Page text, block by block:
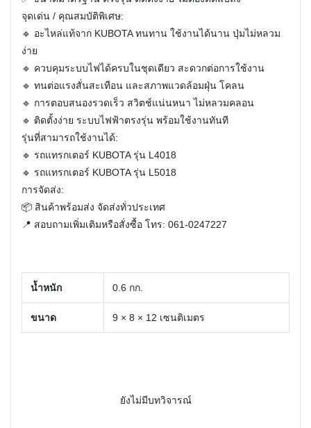
จุดเด่น / คุณสมบัติพิเศษ:
🔹 อะไหล่แท้จาก KUBOTA ทนทาน ใช้งานได้นาน ปุ่มไม่หลวม
ง่าย
🔹 ควบคุมระบบไฟได้ครบในชุดเดียว สะดวกต่อการใช้งาน
🔹 ทนต่อแรงสั่นสะเทือน และสภาพแวดล้อมฝุ่น โคลน
🔹 การตอบสนองรวดเร็ว สวิตช์แน่นหนา ไม่หลวมคลอน
🔹 ติดตั้งง่าย ระบบไฟฟ้าตรงรุ่น พร้อมใช้งานทันที
รุ่นที่สามารถใช้งานได้:
🔹 รถแทรกเตอร์ KUBOTA รุ่น L4018
🔹 รถแทรกเตอร์ KUBOTA รุ่น L5018
การจัดส่ง:
📦 สินค้าพร้อมส่ง จัดส่งทั่วประเทศ
📍 สอบถามเพิ่มเติมหรือสั่งซื้อ โทร: 061-0247227
น้ำหนัก 0.6 กก.
ขนาด 9 × 8 × 12 เซนติเมตร
ยังไม่มีบทวิจารณ์